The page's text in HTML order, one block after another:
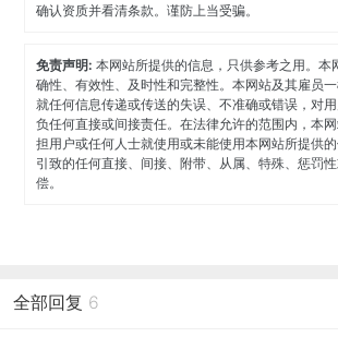
确认资质并看清条款。谨防上当受骗。
免责声明:本网站所提供的信息，只供参考之用。本
确性、有效性、及时性和完整性。本网站及其雇员
就任何信息传递或传送的失误、不准确或错误，对
负任何直接或间接责任。在法律允许的范围内，本
担用户或任何人士就使用或未能使用本网站所提供
引致的任何直接、间接、附带、从属、特殊、惩罚
偿。
全部回复 6